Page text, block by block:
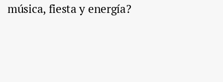
música, fiesta y energía?